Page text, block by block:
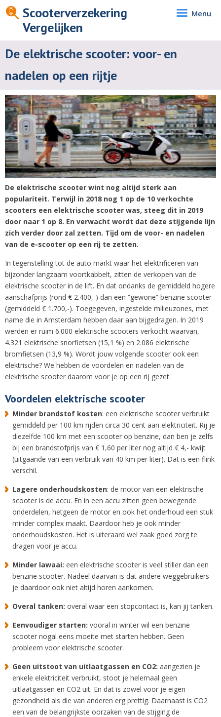
Scooterverzekering
Vergelijken
Menu
De elektrische scooter: voor- en
nadelen op een rijtje
De elektrische scooter wint nog altijd sterk aan
populariteit. Terwijl in 2018 nog 1 op de 10 verkochte
scooters een elektrische scooter was, steeg dit in 2019
door naar 1 op 8. En verwacht wordt dat deze stijgende lijn
zich verder door zal zetten. Tijd om de voor- en nadelen
van de e-scooter op een rij te zetten.
In tegenstelling tot de auto markt waar het elektrificeren van
bijzonder langzaam voortkabbelt, zitten de verkopen van de
elektrische scooter in de lift. En dat ondanks de gemiddeld hogere
aanschafprijs (rond € 2.400,-) dan een “gewone” benzine scooter
(gemiddeld € 1.700,-). Toegegeven, ingestelde milieuzones, met
name die in Amsterdam hebben daar aan bijgedragen. In 2019
werden er ruim 6.000 elektrische scooters verkocht waarvan,
4.321 elektrische snorfietsen (15,1 %) en 2.086 elektrische
bromfietsen (13,9 %). Wordt jouw volgende scooter ook een
elektrische? We hebben de voordelen en nadelen van de
elektrische scooter daarom voor je op een rij gezet.
Voordelen elektrische scooter
Minder brandstof kosten: een elektrische scooter verbruikt
gemiddeld per 100 km rijden circa 30 cent aan elektriciteit. Rij je
diezelfde 100 km met een scooter op benzine, dan ben je zelfs
bij een brandstofprijs van € 1,60 per liter nog altijd € 4,- kwijt
(uitgaande van een verbruik van 40 km per liter). Dat is een flink
verschil.
Lagere onderhoudskosten: de motor van een elektrische
scooter is de accu. En in een accu zitten geen bewegende
onderdelen, hetgeen de motor en ook het onderhoud een stuk
minder complex maakt. Daardoor heb je ook minder
onderhoudskosten. Het is uiteraard wel zaak goed zorg te
dragen voor je accu.
Minder lawaai: een elektrische scooter is veel stiller dan een
benzine scooter. Nadeel daarvan is dat andere weggebruikers
je daardoor ook niet altijd horen aankomen.
Overal tanken: overal waar een stopcontact is, kan jij tanken.
Eenvoudiger starten: vooral in winter wil een benzine
scooter nogal eens moeite met starten hebben. Geen
probleem voor elektrische scooter.
Geen uitstoot van uitlaatgassen en CO2: aangezien je
enkele elektriciteit verbruikt, stoot je helemaal geen
uitlaatgassen en CO2 uit. En dat is zowel voor je eigen
gezondheid als die van anderen erg prettig. Daarnaast is CO2
een van de belangrijkste oorzaken van de stijging de